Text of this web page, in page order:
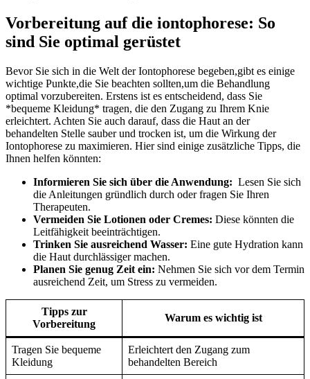
Vorbereitung ​auf die​ iontophorese: ‌So
sind​ Sie optimal gerüstet
Bevor Sie sich in die Welt der ‌Iontophorese⁣ begeben,gibt es einige
wichtige Punkte,die Sie beachten sollten,um die⁢ Behandlung
optimal vorzubereiten. Erstens ist ⁣es entscheidend, ​dass ⁢Sie
*bequeme Kleidung* tragen, die⁢ den ‌Zugang zu Ihrem​ Knie
erleichtert. Achten ​Sie⁣ auch darauf, ⁣dass ⁤die Haut an ​der
behandelten Stelle ​sauber und ⁣trocken ist,‍ um ⁢die‍ Wirkung der
Iontophorese ⁣zu maximieren. Hier‍ sind einige ⁢zusätzliche Tipps, die
Ihnen helfen ⁢könnten:
Informieren Sie ⁢sich über die Anwendung: ​ Lesen Sie sich
die Anleitungen gründlich durch oder fragen Sie ⁢Ihren
Therapeuten.
Vermeiden‌ Sie Lotionen oder Cremes: ⁤Diese könnten die
Leitfähigkeit beeinträchtigen.
Trinken Sie ‍ausreichend Wasser: Eine gute Hydration⁣ kann
die Haut‍ durchlässiger machen.
Planen Sie genug Zeit ein: Nehmen Sie sich vor dem​ Termin‌
ausreichend Zeit, ⁢um Stress zu vermeiden.
Tipps zur
Vorbereitung
Warum es wichtig ist
Tragen Sie ⁢bequeme
Kleidung
Erleichtert den Zugang zum
behandelten Bereich